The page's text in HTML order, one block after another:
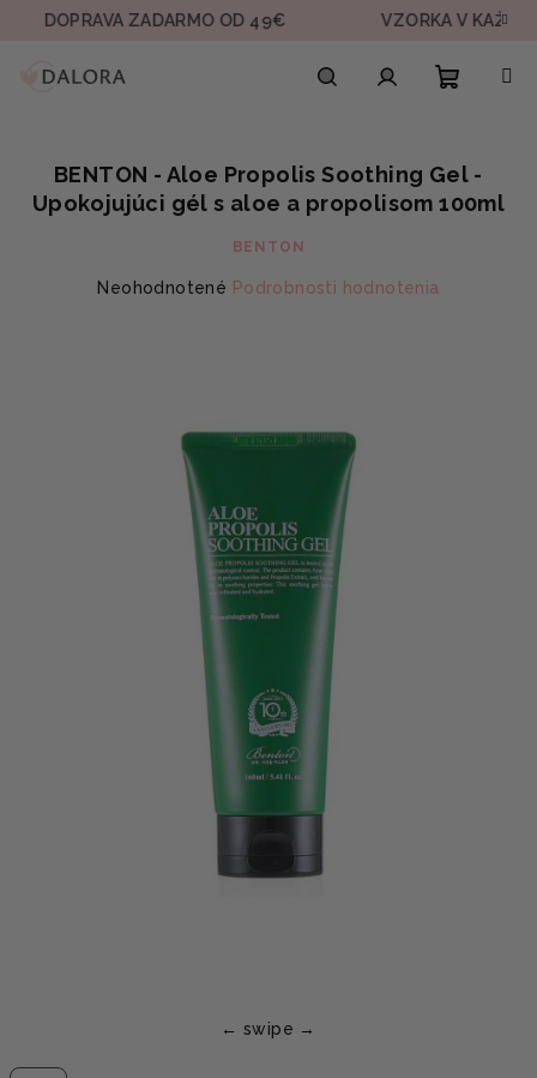
Prejsť
ZADARMO OD 49€ VZORKA V KAŽDEJ
košík
BENTON - Aloe Propolis Soothing Gel -
Upokojujúci gél s aloe a propolisom 100ml
BENTON
Priemerné
hviezdičiek.
Neohodnotené Podrobnosti hodnotenia